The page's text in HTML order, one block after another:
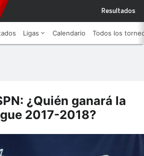
Resultados
Ligas Calendario Todos los
¿Quién ganará la
2017-2018?